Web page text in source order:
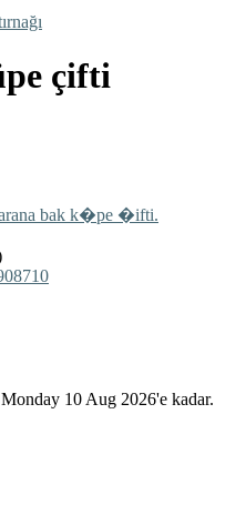
çifti
bak k�pe �ifti.
10 Aug 2026'e kadar.